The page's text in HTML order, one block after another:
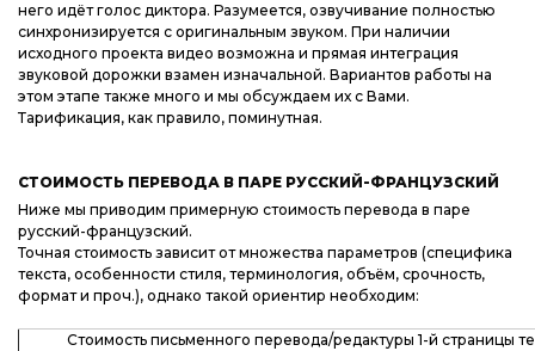
него идёт голос диктора. Разумеется, озвучивание полностью
синхронизируется с оригинальным звуком. При наличии
исходного проекта видео возможна и прямая интеграция
звуковой дорожки взамен изначальной. Вариантов работы на
этом этапе также много и мы обсуждаем их с Вами.
Тарификация, как правило, поминутная.
СТОИМОСТЬ ПЕРЕВОДА В ПАРЕ РУССКИЙ-ФРАНЦУЗСКИЙ
Ниже мы приводим примерную стоимость перевода в паре
русский-французский.
Точная стоимость зависит от множества параметров (специфика
текста, особенности стиля, терминология, объём, срочность,
формат и проч.), однако такой ориентир необходим:
Стоимость письменного перевода/редактуры 1-й страницы